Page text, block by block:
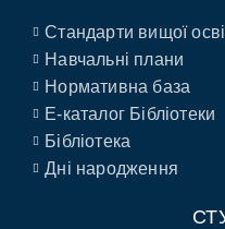
Стандарти вищої
Навчальні плани
Нормативна база
E-каталог Бібліотеки
Бібліотека
Дні народження